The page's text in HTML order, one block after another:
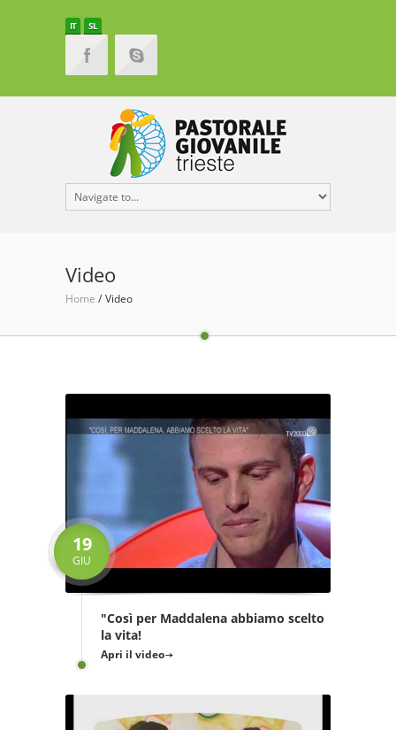
IT SL
Video
Home Video
19
GIU
"Così per Maddalena abbiamo scelto
la vita!
Apri il video